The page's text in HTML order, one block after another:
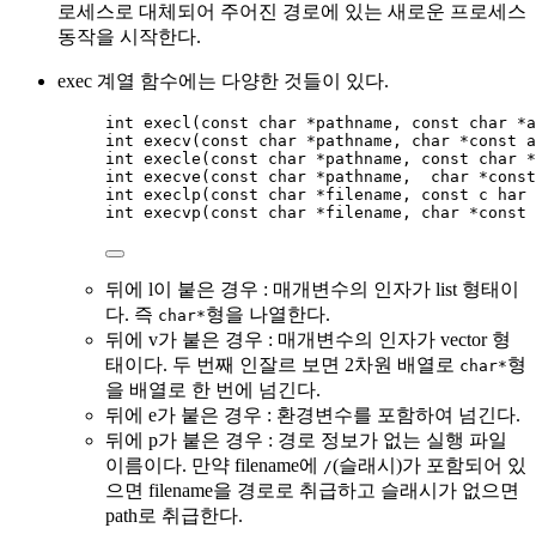
로세스로 대체되어 주어진 경로에 있는 새로운 프로세스
동작을 시작한다.
exec 계열 함수에는 다양한 것들이 있다.
int execl ( const char *pathname , const char *
int execv ( const char *pathname , char *const
int execle ( const char *pathname , const char *
int execve ( const char *pathname , char *const
int execlp ( const char *filename , const c har
int execvp ( const char *filename , char *const
뒤에 l이 붙은 경우 : 매개변수의 인자가 list 형태이
다. 즉 char*형을 나열한다.
뒤에 v가 붙은 경우 : 매개변수의 인자가 vector 형
태이다. 두 번째 인잘르 보면 2차원 배열로 char*형
을 배열로 한 번에 넘긴다.
뒤에 e가 붙은 경우 : 환경변수를 포함하여 넘긴다.
뒤에 p가 붙은 경우 : 경로 정보가 없는 실행 파일
이름이다. 만약 filename에
/(슬래시)가 포함되어 있
으면 filename을 경로로 취급하고 슬래시가 없으면
path로 취급한다.